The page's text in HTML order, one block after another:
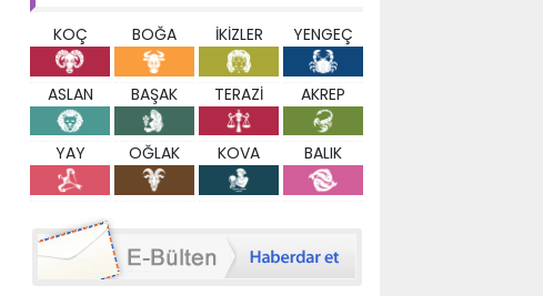
KOÇ BOĞA İKİZLER YENGEÇ
ASLAN BAŞAK TERAZİ AKREP
YAY OĞLAK KOVA BALIK